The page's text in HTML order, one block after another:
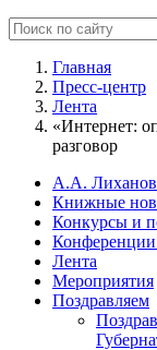
Главная
Пресс-центр
Лента
«Интернет:
разговор
А.А. Лиханов
Книжные
Конкурсы и
Лента
Мероприятия
Поздравляем